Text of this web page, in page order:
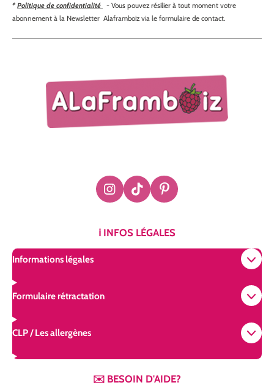
* Politique de confidentialité
- Vous pouvez résilier à tout moment votre
abonnement à la Newsletter Alaframboiz via le formulaire de contact.
I
n
t
T
i
T
P
i
t
ℹ️ INFOS LÉGALES
Informations légales
Formulaire rétractation
CLP / Les allergènes
✉️ BESOIN D'AIDE?